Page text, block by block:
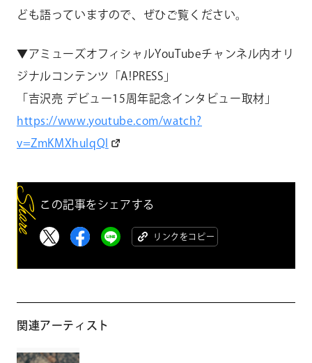
ども語っていますので、ぜひご覧ください。
▼アミューズオフィシャルYouTubeチャンネル内オリ
ジナルコンテンツ「A!PRESS」
「吉沢亮 デビュー15周年記念インタビュー取材」
https://www.youtube.com/watch?
v=ZmKMXhuIqQI
この記事をシェアする
リンクをコピー
関連アーティスト